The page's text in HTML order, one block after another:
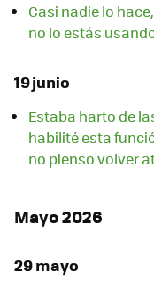
Casi nadie lo
no lo estás
19 junio
Estaba harto de
habilité esta
no pienso volver
Mayo 2026
29 mayo